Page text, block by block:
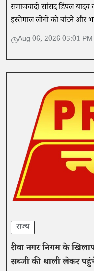
समाजवादी सांसद डिंपल यादव
इस्तेमाल लोगों को बांटने और
प्रदर्शनों से ध्यान भटकाने के लिए
Aug 06, 2026 05:01 PM
राज्य
रीवा नगर निगम के
सब्जी की थाली लेकर